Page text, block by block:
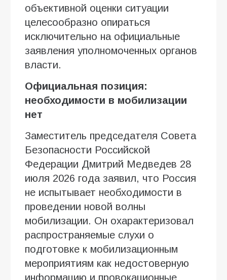
объективной оценки ситуации
целесообразно опираться
исключительно на официальные
заявления уполномоченных органов
власти.
Официальная позиция:
необходимости в мобилизации
нет
Заместитель председателя Совета
Безопасности Российской
Федерации Дмитрий Медведев 28
июля 2026 года заявил, что Россия
не испытывает необходимости в
проведении новой волны
мобилизации. Он охарактеризовал
распространяемые слухи о
подготовке к мобилизационным
мероприятиям как недостоверную
информацию и провокационные